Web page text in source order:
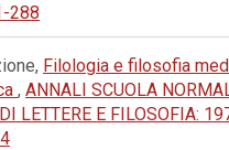
288
Filologia e filosofia
, ANNALI SCUOLA
LETTERE E FILOSOFIA: